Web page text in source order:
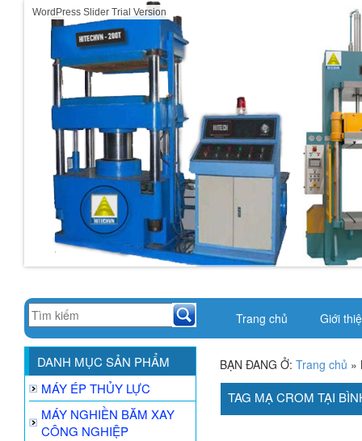
WordPress Slider Trial Version
Trang chủ Giới
DANH MỤC SẢN PHẨM
MÁY ÉP THỦY LỰC
MÁY NGHIỀN BĂM XAY
CÔNG NGHIỆP
BẠN ĐANG Ở:Trang chủ »
TAG MẠ CROM TẠI